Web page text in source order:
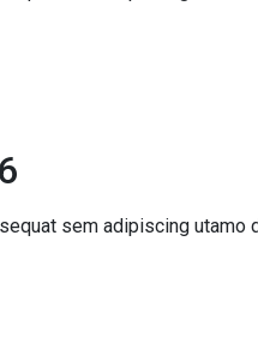
sem adipiscing utamo